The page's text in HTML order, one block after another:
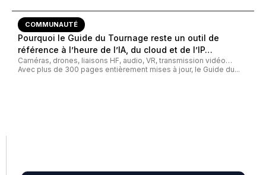
COMMUNAUTÉ
Pourquoi le Guide du Tournage reste un outil de
référence à l’heure de l’IA, du cloud et de l’IP…
Caméras, drones, liaisons HF, audio, VR, transmission vidéo…
Avec plus de 300 pages entièrement mises à jour, le Guide du...